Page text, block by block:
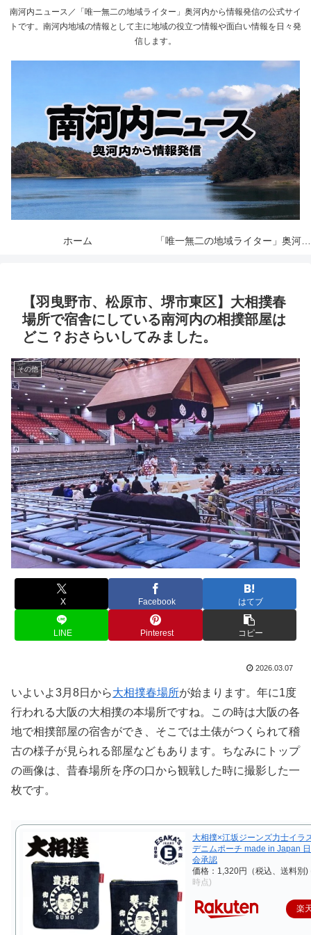
南河内ニュース／「唯一無二の地域ライター」奥河内から情報発信の公式サイ
トです。南河内地域の情報として主に地域の役立つ情報や面白い情報を日々発
信します。
ホーム
【羽曳野市、松原市、堺市東区】大相撲春
場所で宿舎にしている南河内の相撲部屋は
どこ？おさらいしてみました。
その他
X Facebook はてブ
LINE Pinterest コピー
2026.03.07
いよいよ3月8日から大相撲春場所が始まります。年に1度
行われる大阪の大相撲の本場所ですね。この時は大阪の各
地で相撲部屋の宿舎ができ、そこでは土俵がつくられて稽
古の様子が見られる部屋などもあります。ちなみにトップ
の画像は、昔春場所を序の口から観戦した時に撮影した一
枚です。
大相撲×江坂ジーンズ力士イラ
デニムポーチ made in Japan
会承認
価格：1,320円（税込、送料別)
時点)
楽